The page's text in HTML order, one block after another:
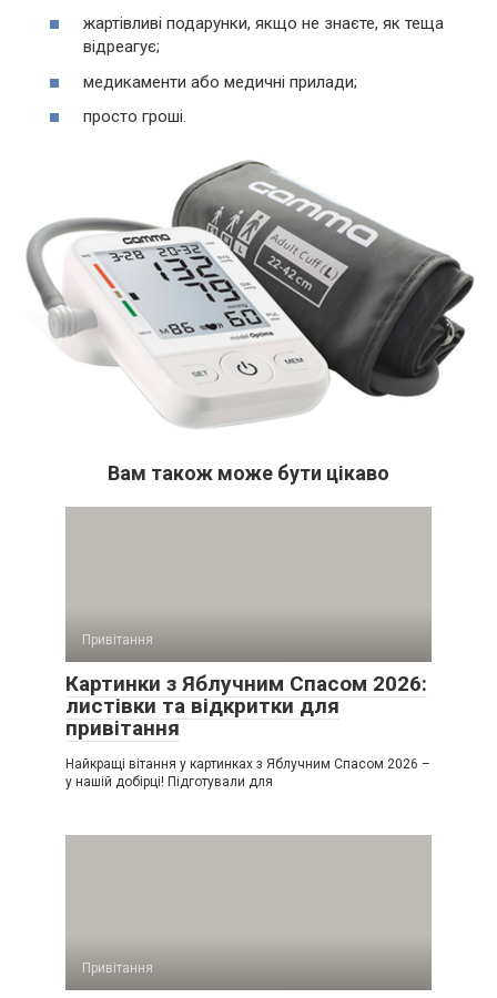
жартівливі подарунки, якщо не знаєте, як теща
відреагує;
медикаменти або медичні прилади;
просто гроші.
Вам також може бути цікаво
Привітання
Картинки з Яблучним Спасом 2026:
листівки та відкритки для
привітання
Найкращі вітання у картинках з Яблучним Спасом 2026 –
у нашій добірці! Підготували для
Привітання